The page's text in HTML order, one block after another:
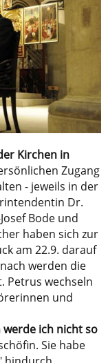
Kirchen in
Zugang
- jeweils in der
Dr.
Bode und
haben sich zur
am 22.9. darauf
werden die
Petrus wechseln
und
ich nicht so
Sie habe